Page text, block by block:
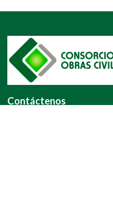
Contáctenos